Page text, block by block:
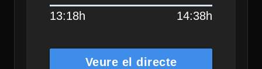
13:18h 14:38h
Veure el directe